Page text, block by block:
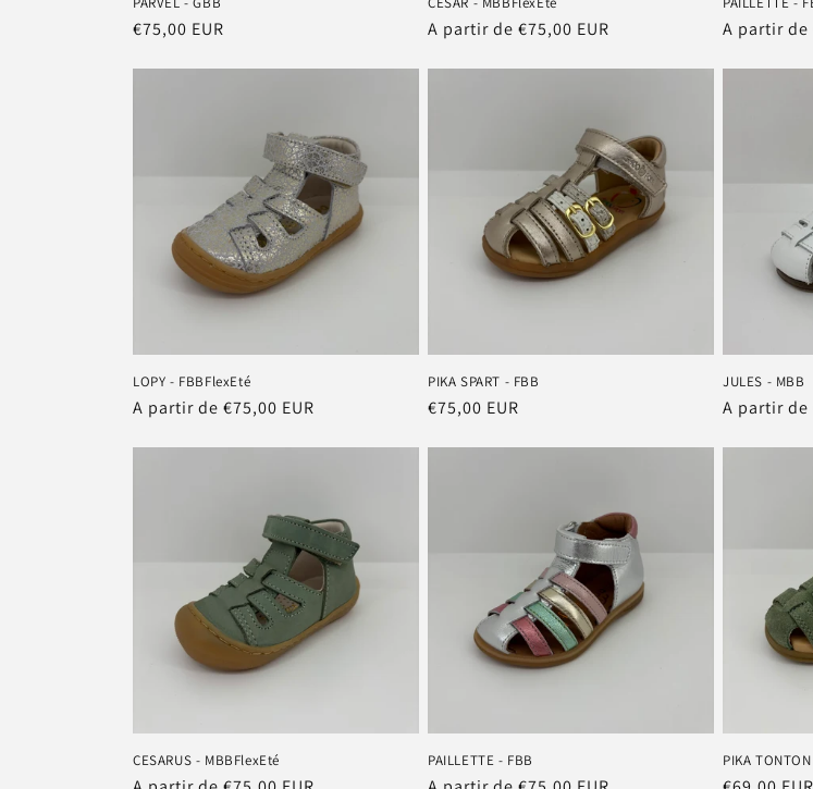
Prix
€75,00 EUR
Prix
A partir de €75,00 EUR
Prix
A partir de
LOPY - FBBFlexEté
Prix
A partir de €75,00 EUR
PIKA SPART - FBB
Prix
€75,00 EUR
JULES - MBB
Prix
A partir de
CESARUS - MBBFlexEté PAILLETTE - FBB PIKA